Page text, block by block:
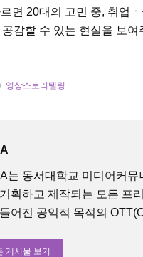
면 20대의 고민 중, 취업
감할 수 있는 현실을 보
영상스토리텔링
는 동서대학교 미디어커
획하고 제작되는 모든 프
어진 공익적 목적의
게시물 보기